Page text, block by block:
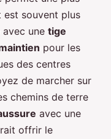
souvent plus
avec une tige
pour les
des centres
de marcher sur
chemins de terre
avec une
offrir le